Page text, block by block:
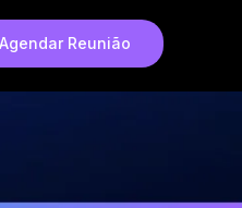
Agendar Reunião